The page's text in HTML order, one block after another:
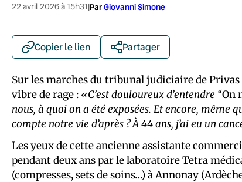
22 avril 2026 à 15h31|ParGiovanni Simone
Copier le lien Partager
Sur les marches du tribunal judiciaire de
vibre de rage : «C’est douloureux d’entendre “On
nous, à quoi on a été exposées. Et encore,
compte notre vie d’après ? À 44 ans, j’ai eu un
Les yeux de cette ancienne assistante
pendant deux ans par le laboratoire Tetra
(compresses, sets de soins…) à Annonay